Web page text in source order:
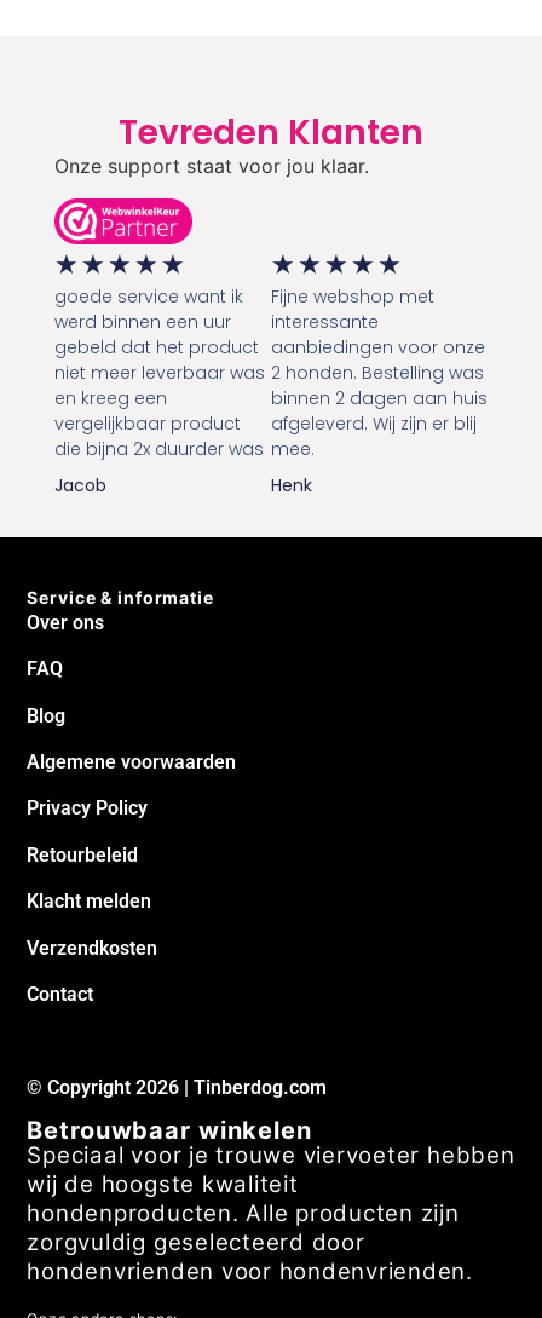
Tevreden Klanten
Onze support staat voor jou klaar.
★ ★ ★ ★ ★
goede service want ik
werd binnen een uur
gebeld dat het product
niet meer leverbaar was
en kreeg een
vergelijkbaar product
die bijna 2x duurder was
Jacob
★ ★ ★ ★ ★
Fijne webshop met
interessante
aanbiedingen voor onze
2 honden. Bestelling was
binnen 2 dagen aan huis
afgeleverd. Wij zijn er blij
mee.
Henk
Service & informatie
Over ons
FAQ
Blog
Algemene voorwaarden
Privacy Policy
Retourbeleid
Klacht melden
Verzendkosten
Contact
© Copyright 2026 | Tinberdog.com
Betrouwbaar winkelen
Speciaal voor je trouwe viervoeter hebben
wij de hoogste kwaliteit
hondenproducten. Alle producten zijn
zorgvuldig geselecteerd door
hondenvrienden voor hondenvrienden.